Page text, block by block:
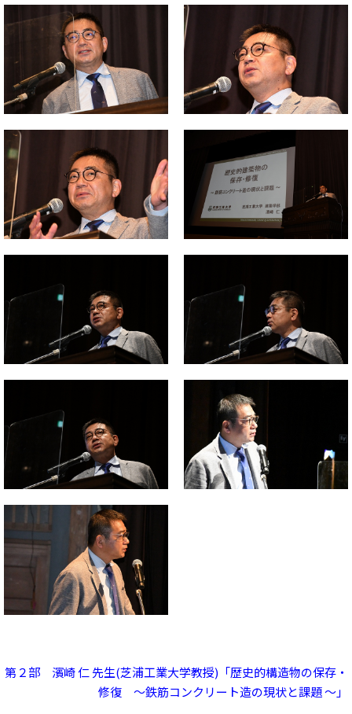
第２部 濱崎 仁 先生(芝浦工業大学教授)「歴史的構造物の保存・
修復 ～鉄筋コンクリート造の現状と課題 ～」